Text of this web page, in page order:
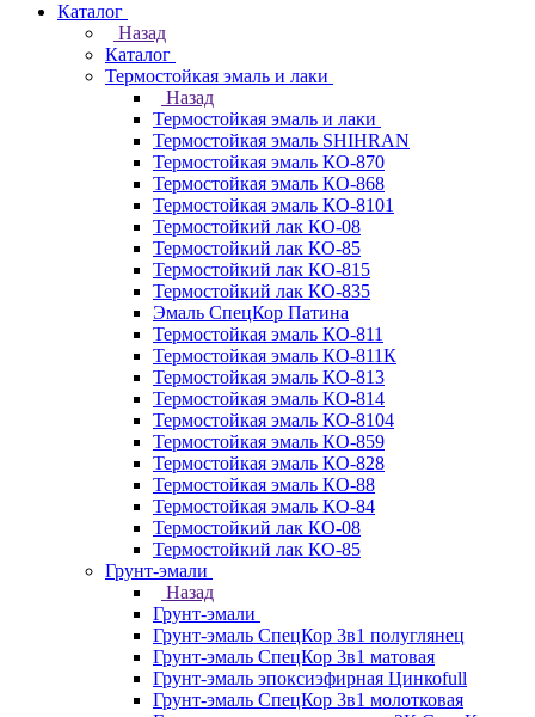
Каталог
Назад
Каталог
Термостойкая эмаль и лаки
Назад
Термостойкая эмаль и лаки
Термостойкая эмаль SHIHRAN
Термостойкая эмаль КО-870
Термостойкая эмаль КО-868
Термостойкая эмаль КО-8101
Термостойкий лак КО-08
Термостойкий лак КО-85
Термостойкий лак КО-815
Термостойкий лак КО-835
Эмаль СпецКор Патина
Термостойкая эмаль КО-811
Термостойкая эмаль КО-811К
Термостойкая эмаль КО-813
Термостойкая эмаль КО-814
Термостойкая эмаль КО-8104
Термостойкая эмаль КО-859
Термостойкая эмаль КО-828
Термостойкая эмаль КО-88
Термостойкая эмаль КО-84
Термостойкий лак КО-08
Термостойкий лак КО-85
Грунт-эмали
Назад
Грунт-эмали
Грунт-эмаль СпецКор 3в1 полуглянец
Грунт-эмаль СпецКор 3в1 матовая
Грунт-эмаль эпоксиэфирная Цинкоfull
Грунт-эмаль СпецКор 3в1 молотковая